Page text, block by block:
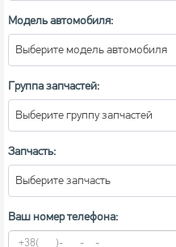
Модель автомобиля:
Выберите модель автомобиля
Группа запчастей:
Выберите группу запчастей
Запчасть:
Выберите запчасть
Ваш номер телефона: